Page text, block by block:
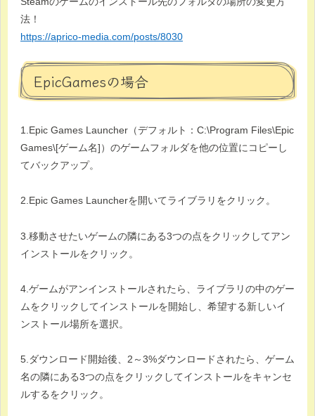
法！
https://aprico-media.com/posts/8030
EpicGamesの場合
1.Epic Games Launcher（デフォルト：C:\Program Files\Epic
Games\[ゲーム名]）のゲームフォルダを他の位置にコピーし
てバックアップ。
2.Epic Games Launcherを開いてライブラリをクリック。
3.移動させたいゲームの隣にある3つの点をクリックしてアン
インストールをクリック。
4.ゲームがアンインストールされたら、ライブラリの中のゲー
ムをクリックしてインストールを開始し、希望する新しいイ
ンストール場所を選択。
5.ダウンロード開始後、2～3%ダウンロードされたら、ゲーム
名の隣にある3つの点をクリックしてインストールをキャンセ
ルするをクリック。